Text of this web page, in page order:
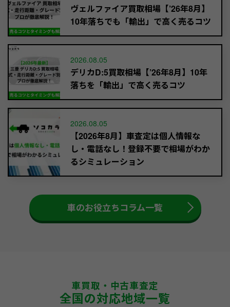
ヴェルファイア買取相場【’26年8月】
10年落ちでも「輸出」で高く売るコツ
2026.08.05
デリカD:5買取相場【’26年8月】10年
落ちを「輸出」で高く売るコツ
2026.08.05
【2026年8月】車査定は個人情報な
し・電話なし！登録不要で相場がわか
るシミュレーション
車のお役立ちコラム一覧
車買取・中古車査定
全国の対応地域一覧